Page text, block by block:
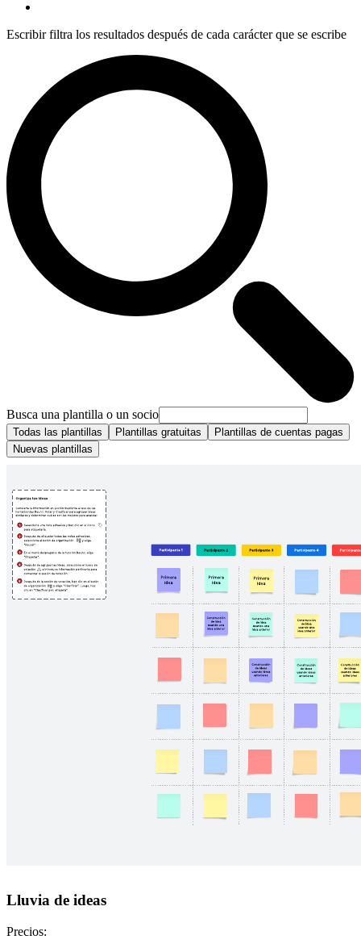
Escribir filtra los resultados después de cada carácter que se escribe
Busca una plantilla o un socio
Todas las plantillas Plantillas gratuitas
Plantillas de cuentas pagas
Nuevas plantillas
Lluvia de ideas
Precios: